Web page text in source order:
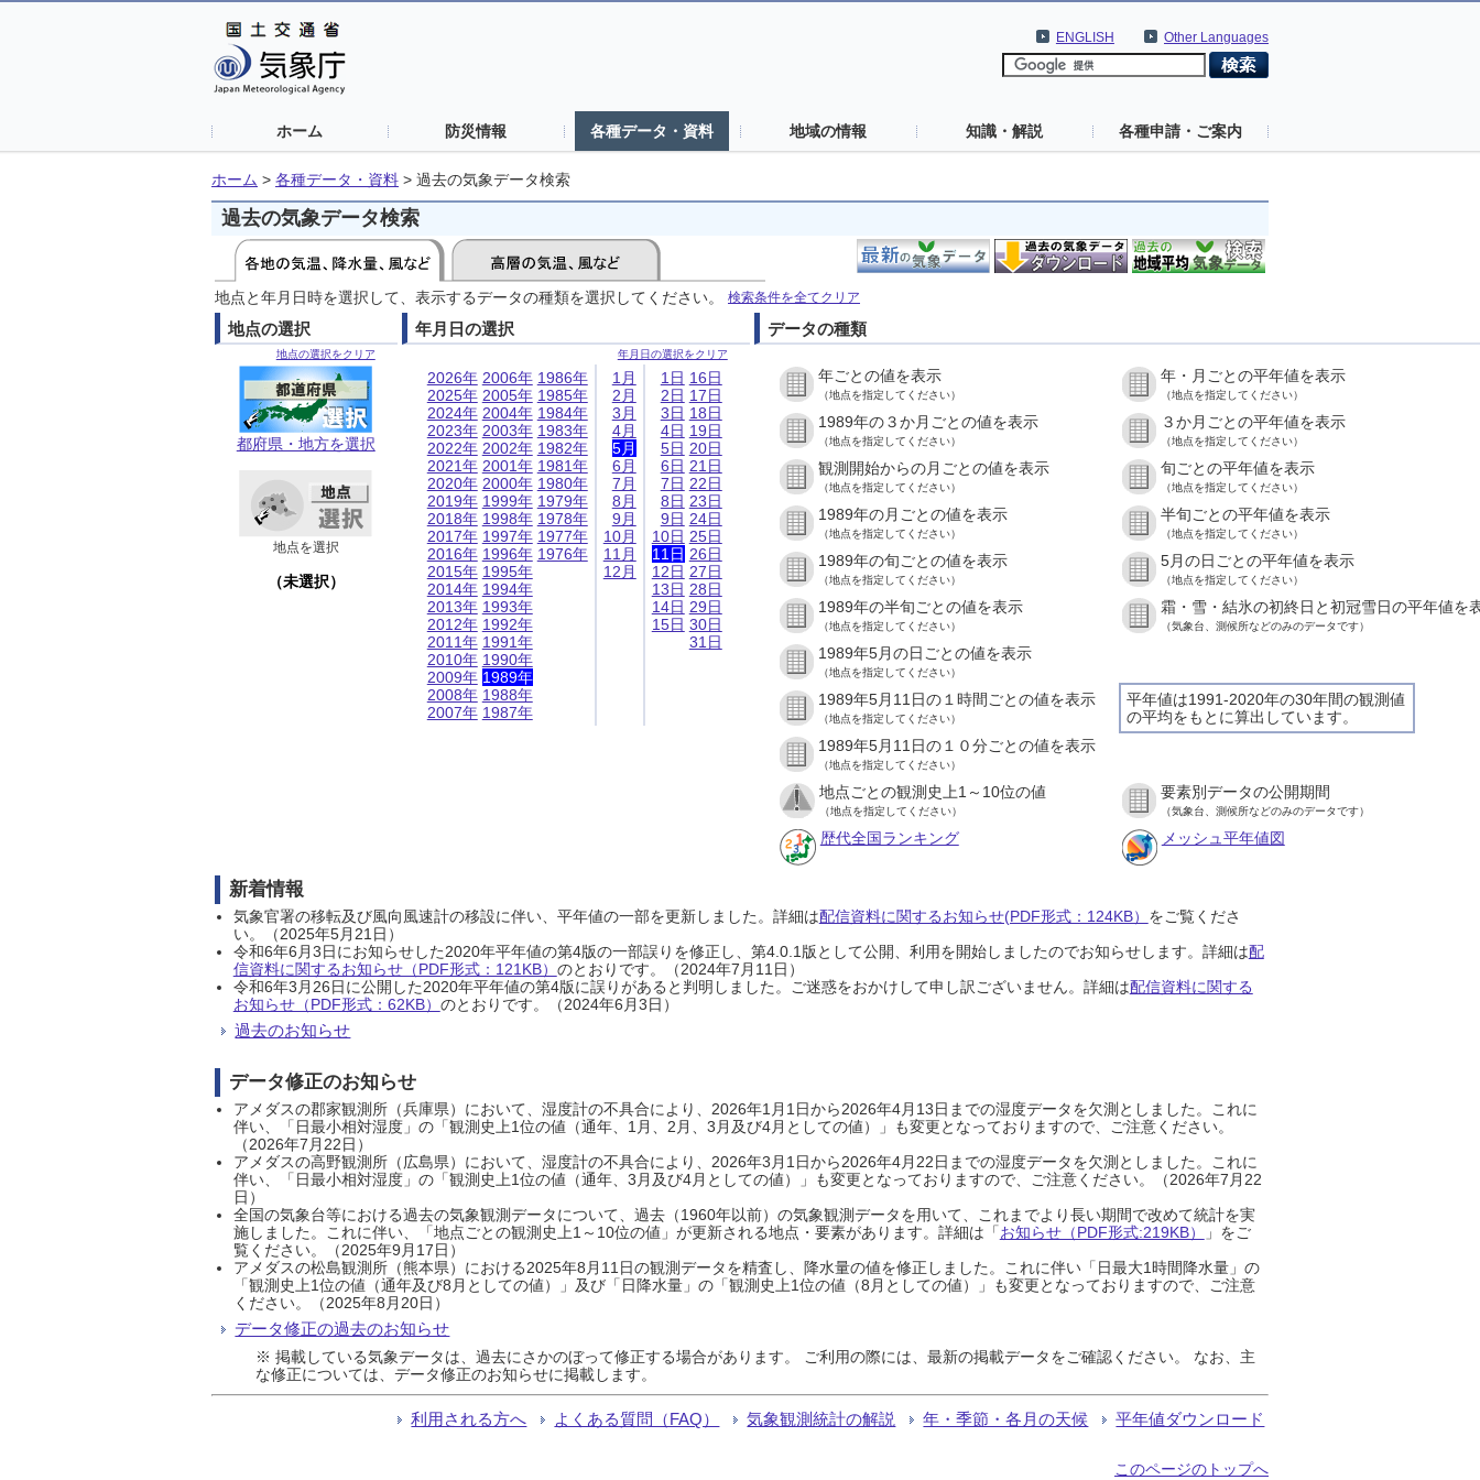
Other Languages
ENGLISH
ホーム 防災情報 各種データ・資料 地域の情報 知識・解説 各種申請・ご案内
ホーム > 各種データ・資料 > 過去の気象データ検索
過去の気象データ検索
地点と年月日時を選択して、表示するデータの種類を選択してください。 検索条件を全てクリア
地点の選択
地点の選択をクリア
都府県・地方を選択
地点を選択
（未選択）
年月日の選択
年月日の選択をクリア
2026年
2025年
2024年
2023年
2022年
2021年
2020年
2019年
2018年
2017年
2016年
2015年
2014年
2013年
2012年
2011年
2010年
2009年
2008年
2007年
2006年
2005年
2004年
2003年
2002年
2001年
2000年
1999年
1998年
1997年
1996年
1995年
1994年
1993年
1992年
1991年
1990年
1989年
1988年
1987年
1986年
1985年
1984年
1983年
1982年
1981年
1980年
1979年
1978年
1977年
1976年
1月
2月
3月
4月
5月
6月
7月
8月
9月
10月
11月
12月
1日
2日
3日
4日
5日
6日
7日
8日
9日
10日
11日
12日
13日
14日
15日
16日
17日
18日
19日
20日
21日
22日
23日
24日
25日
26日
27日
28日
29日
30日
31日
データの種類
年ごとの値を表示
（地点を指定してください）
年・月ごとの平年値を表示
（地点を指定してください）
1989年の３か月ごとの値を表示
（地点を指定してください）
３か月ごとの平年値を表示
（地点を指定してください）
観測開始からの月ごとの値を表示
（地点を指定してください）
旬ごとの平年値を表示
（地点を指定してください）
1989年の月ごとの値を表示
（地点を指定してください）
半旬ごとの平年値を表示
（地点を指定してください）
1989年の旬ごとの値を表示
（地点を指定してください）
5月の日ごとの平年値を表示
（地点を指定してください）
1989年の半旬ごとの値を表示
（地点を指定してください）
霜・雪・結氷の初終日と初冠雪日の平年値を
（気象台、測候所などのみのデータです）
1989年5月の日ごとの値を表示
（地点を指定してください）
平年値は1991-2020年の30年間の観測値
の平均をもとに算出しています。
1989年5月11日の１時間ごとの値を表示
（地点を指定してください）
1989年5月11日の１０分ごとの値を表示
（地点を指定してください）
地点ごとの観測史上1～10位の値
（地点を指定してください）
要素別データの公開期間
（気象台、測候所などのみのデータです）
歴代全国ランキング メッシュ平年値図
新着情報
気象官署の移転及び風向風速計の移設に伴い、平年値の一部を更新しました。詳細は配信資料に関するお知らせ(PDF形式：124KB） をご覧くださ
い。（2025年5月21日）
令和6年6月3日にお知らせした2020年平年値の第4版の一部誤りを修正し、第4.0.1版として公開、利用を開始しましたのでお知らせします。詳細は配
信資料に関するお知らせ（PDF形式：121KB） のとおりです。（2024年7月11日）
令和6年3月26日に公開した2020年平年値の第4版に誤りがあると判明しました。ご迷惑をおかけして申し訳ございません。詳細は配信資料に関する
お知らせ（PDF形式：62KB） のとおりです。（2024年6月3日）
過去のお知らせ
データ修正のお知らせ
アメダスの郡家観測所（兵庫県）において、湿度計の不具合により、2026年1月1日から2026年4月13日までの湿度データを欠測としました。これに
伴い、「日最小相対湿度」の「観測史上1位の値（通年、1月、2月、3月及び4月としての値）」も変更となっておりますので、ご注意ください。
（2026年7月22日）
アメダスの高野観測所（広島県）において、湿度計の不具合により、2026年3月1日から2026年4月22日までの湿度データを欠測としました。これに
伴い、「日最小相対湿度」の「観測史上1位の値（通年、3月及び4月としての値）」も変更となっておりますので、ご注意ください。（2026年7月22
日）
全国の気象台等における過去の気象観測データについて、過去（1960年以前）の気象観測データを用いて、これまでより長い期間で改めて統計を実
施しました。これに伴い、「地点ごとの観測史上1～10位の値」が更新される地点・要素があります。詳細は「お知らせ（PDF形式:219KB）
」をご
覧ください。（2025年9月17日）
アメダスの松島観測所（熊本県）における2025年8月11日の観測データを精査し、降水量の値を修正しました。これに伴い「日最大1時間降水量」の
「観測史上1位の値（通年及び8月としての値）」及び「日降水量」の「観測史上1位の値（8月としての値）」も変更となっておりますので、ご注意
ください。（2025年8月20日）
データ修正の過去のお知らせ
※ 掲載している気象データは、過去にさかのぼって修正する場合があります。 ご利用の際には、最新の掲載データをご確認ください。 なお、主
な修正については、データ修正のお知らせに掲載します。
利用される方へ よくある質問（FAQ） 気象観測統計の解説 年・季節・各月の天候 平年値ダウンロード
このページのトップへ